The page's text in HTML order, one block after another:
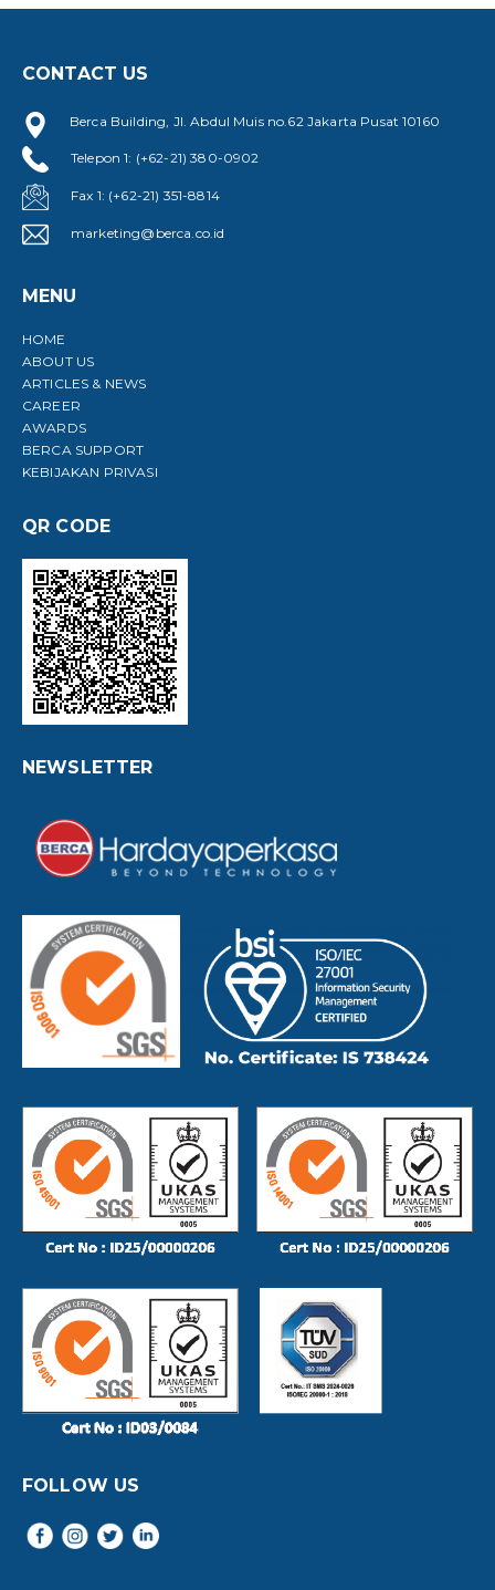
CONTACT US
Berca Building, Jl. Abdul Muis no.62 Jakarta Pusat 10160
Telepon 1: (+62-21) 380-0902
Fax 1: (+62-21) 351-8814
marketing@berca.co.id
MENU
HOME
ABOUT US
ARTICLES & NEWS
CAREER
AWARDS
BERCA SUPPORT
KEBIJAKAN PRIVASI
QR CODE
NEWSLETTER
FOLLOW US